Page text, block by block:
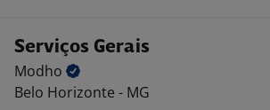
Serviços Gerais
Modho
Belo Horizonte - MG